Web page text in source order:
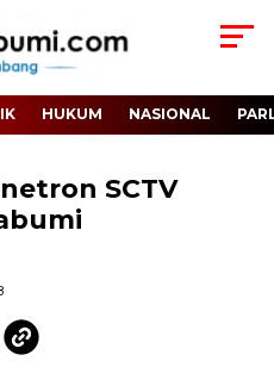
HUKUM NASIONAL
SCTV